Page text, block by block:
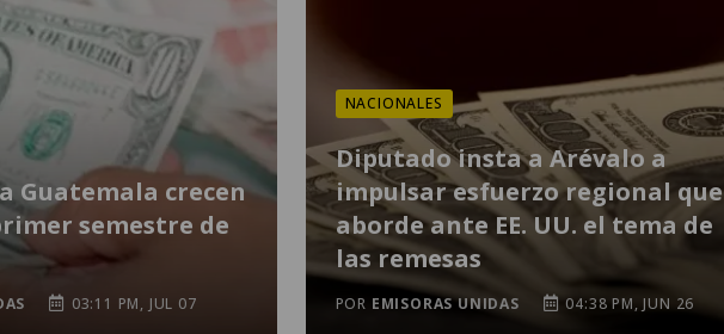
Guatemala crecen
semestre de
03:11 PM, JUL 07
NACIONALES
Diputado insta a Arévalo a
impulsar esfuerzo regional que
aborde ante EE. UU. el tema de
las remesas
POR EMISORAS UNIDAS 04:38 PM, JUN 26